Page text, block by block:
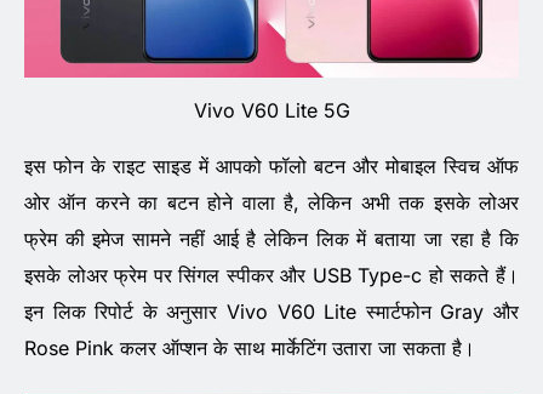
Vivo V60 Lite 5G
इस फोन के राइट साइड में आपको फॉलो बटन और मोबाइल स्विच ऑफ
ओर ऑन करने का बटन होने वाला है, लेकिन अभी तक इसके लोअर
फ्रेम की इमेज सामने नहीं आई है लेकिन लिक में बताया जा रहा है कि
इसके लोअर फ्रेम पर सिंगल स्पीकर और USB Type-c हो सकते हैं।
इन लिक रिपोर्ट के अनुसार Vivo V60 Lite स्मार्टफोन Gray और
Rose Pink कलर ऑप्शन के साथ मार्केटिंग उतारा जा सकता है।